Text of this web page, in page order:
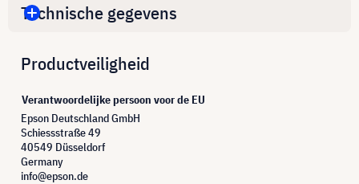
Technische gegevens
Productveiligheid
Verantwoordelijke persoon voor de EU
Epson Deutschland GmbH
Schiessstraße 49
40549 Düsseldorf
Germany
info@epson.de